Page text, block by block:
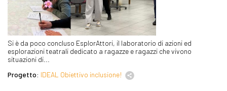
Si è da poco concluso EsplorAttori, il laboratorio di azioni ed
esplorazioni teatrali dedicato a ragazze e ragazzi che vivono
situazioni di...
Progetto: IDEAL Obiettivo inclusione!